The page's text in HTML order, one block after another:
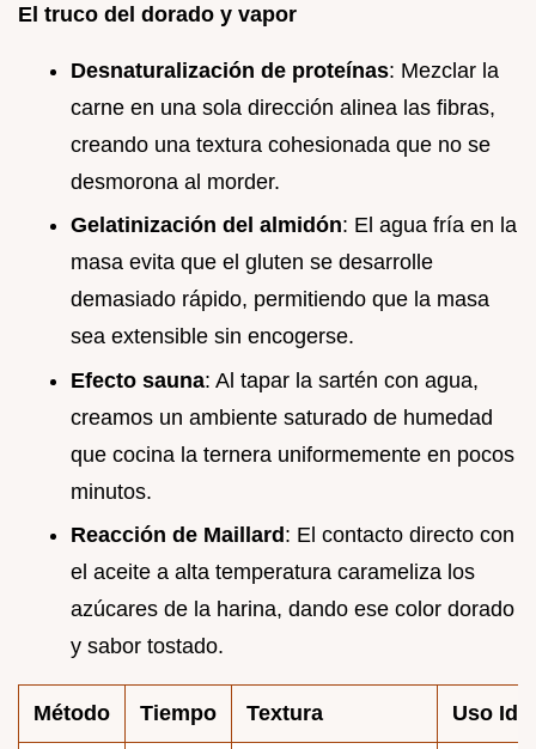
El truco del dorado y vapor
Desnaturalización de proteínas: Mezclar la
carne en una sola dirección alinea las fibras,
creando una textura cohesionada que no se
desmorona al morder.
Gelatinización del almidón: El agua fría en la
masa evita que el gluten se desarrolle
demasiado rápido, permitiendo que la masa
sea extensible sin encogerse.
Efecto sauna: Al tapar la sartén con agua,
creamos un ambiente saturado de humedad
que cocina la ternera uniformemente en pocos
minutos.
Reacción de Maillard : El contacto directo con
el aceite a alta temperatura carameliza los
azúcares de la harina, dando ese color dorado
y sabor tostado.
Método Tiempo Textura Uso